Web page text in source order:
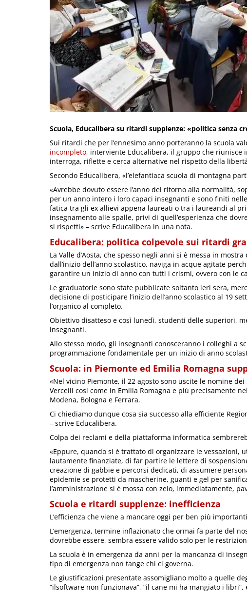
Scuola, Educalibera su ritardi supplenze: «politica senza
Sui ritardi che per l’ennesimo anno porteranno la scuola
incompleto, interviente Educalibera, il gruppo che riunisce
interroga, riflette e cerca alternative nel rispetto della
Secondo Educalibera, «l’elefantiaca scuola di montagna
«Avrebbe dovuto essere l’anno del ritorno alla normalità,
per un anno intero i loro capaci insegnanti e sono finiti
fatica tra gli ex allievi appena laureati o tra i laureandi al
insegnamento alle spalle, privi di quell’esperienza che
si rispetti» – scrive Educalibera in una nota.
Educalibera: politica colpevole sui ritardi
La Valle d’Aosta, che spesso negli anni si è messa in
dall’inizio dell’anno scolastico, naviga in acque agitate
garantire un inizio di anno con tutti i crismi, ovvero con le
Le graduatorie sono state pubblicate soltanto ieri sera,
decisione di posticipare l’inizio dell’anno scolastico al 19
l’organico al completo.
Obiettivo disatteso e così lunedì, studenti delle superiori,
insegnanti.
Allo stesso modo, gli insegnanti conosceranno i colleghi a
programmazione fondamentale per un inizio di anno
Scuola: in Piemonte ed Emilia Romagna
«Nel vicino Piemonte, il 22 agosto sono uscite le nomine
Vercelli così come in Emilia Romagna e più precisamente
Modena, Bologna e Ferrara.
Ci chiediamo dunque cosa sia successo alla efficiente
– scrive Educalibera.
Colpa dei reclami e della piattaforma informatica
«Eppure, quando si è trattato di organizzare le vessazioni,
lautamente finanziate, di far partire le lettere di
creazione di gabbie e percorsi dedicati, di assumere
epidemie se protetti da mascherine, guanti e gel per
l’amministrazione si è mossa con zelo, immediatamente,
Scuola e ritardi supplenze: inefficienza
L’efficienza che viene a mancare oggi per ben più
L’emergenza, termine inflazionato che ormai fa parte del
dovrebbe essere, sembra essere valido solo per le
La scuola è in emergenza da anni per la mancanza di
tipo di emergenza non tange chi ci governa.
Le giustificazioni presentate assomigliano molto a quelle
“ilsoftware non funzionava”, “il cane mi ha mangiato i libri”,